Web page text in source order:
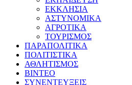
ΕΚΚΛΗΣΙΑ
ΑΣΤΥΝΟΜΙΚΑ
ΑΓΡΟΤΙΚΑ
ΤΟΥΡΙΣΜΟΣ
ΠΑΡΑΠΟΛΙΤΙΚΑ
ΠΟΛΙΤΙΣΤΙΚΑ
ΑΘΛΗΤΙΣΜΟΣ
ΒΙΝΤΕΟ
ΣΥΝΕΝΤΕΥΞΕΙΣ